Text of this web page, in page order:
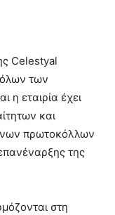
Celestyal
όλων των
η εταιρία έχει
και
πρωτοκόλλων
της
στη